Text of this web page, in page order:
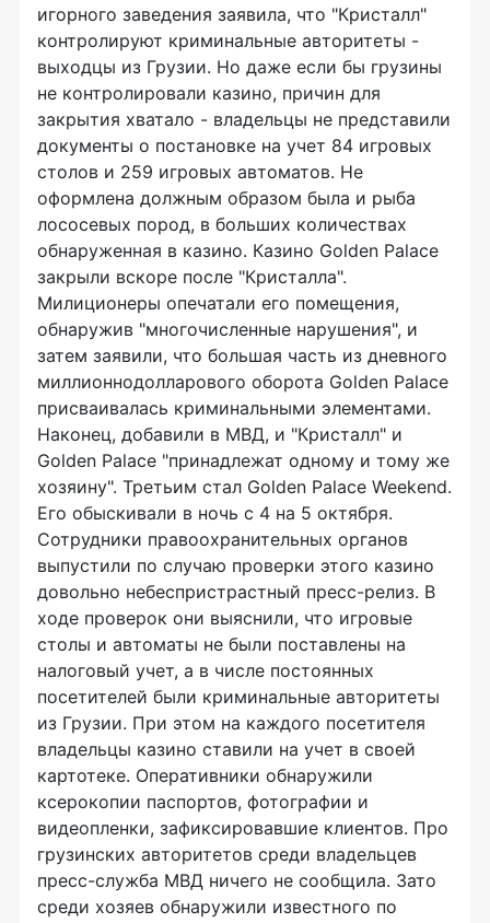
игорного заведения заявила, что "Кристалл"
контролируют криминальные авторитеты -
выходцы из Грузии. Но даже если бы грузины
не контролировали казино, причин для
закрытия хватало - владельцы не представили
документы о постановке на учет 84 игровых
столов и 259 игровых автоматов. Не
оформлена должным образом была и рыба
лососевых пород, в больших количествах
обнаруженная в казино. Казино Golden Palace
закрыли вскоре после "Кристалла".
Милиционеры опечатали его помещения,
обнаружив "многочисленные нарушения", и
затем заявили, что большая часть из дневного
миллионнодолларового оборота Golden Palace
присваивалась криминальными элементами.
Наконец, добавили в МВД, и "Кристалл" и
Golden Palace "принадлежат одному и тому же
хозяину". Третьим стал Golden Palace Weekend.
Его обыскивали в ночь с 4 на 5 октября.
Сотрудники правоохранительных органов
выпустили по случаю проверки этого казино
довольно небеспристрастный пресс-релиз. В
ходе проверок они выяснили, что игровые
столы и автоматы не были поставлены на
налоговый учет, а в числе постоянных
посетителей были криминальные авторитеты
из Грузии. При этом на каждого посетителя
владельцы казино ставили на учет в своей
картотеке. Оперативники обнаружили
ксерокопии паспортов, фотографии и
видеопленки, зафиксировавшие клиентов. Про
грузинских авторитетов среди владельцев
пресс-служба МВД ничего не сообщила. Зато
среди хозяев обнаружили известного по